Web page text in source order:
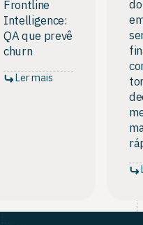
Frontline
Intelligence:
QA que prevê
churn
Ler mais